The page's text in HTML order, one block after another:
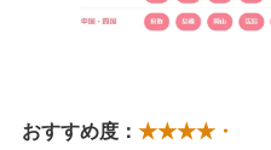
おすすめ度： ★★★★・